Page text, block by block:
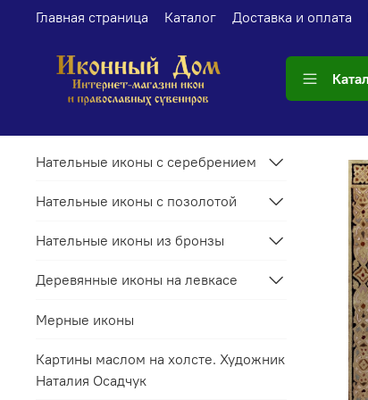
Главная страница Каталог Доставка и оплата
Нательные иконы с серебрением
Нательные иконы с позолотой
Нательные иконы из бронзы
Деревянные иконы на левкасе
Мерные иконы
Картины маслом на холсте. Художник
Наталия Осадчук